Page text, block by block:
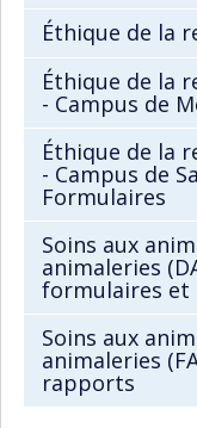
Éthique de la
Éthique de la
- Campus de
Éthique de la
- Campus de
Formulaires
Soins aux
animaleries
formulaires
Soins aux
animaleries
rapports